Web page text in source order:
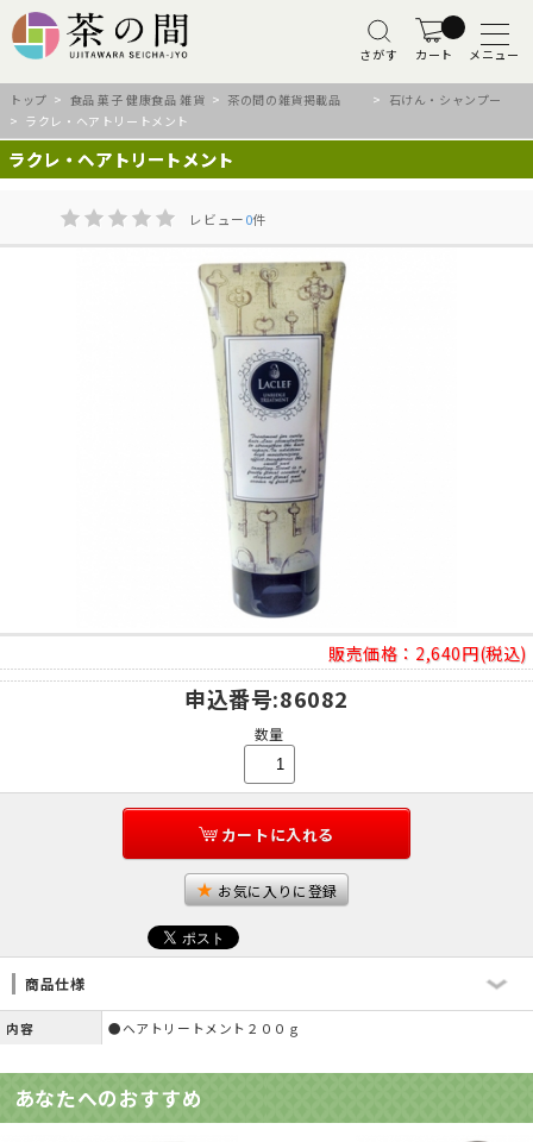
さがす カート メニュー
トップ > 食品 菓子 健康食品 雑貨 > 茶の間の雑貨掲載品 > 石けん・シャンプー
> ラクレ・ヘアトリートメント
ラクレ・ヘアトリートメント
レビュー0件
販売価格： 2,640円(税込)
申込番号:86082
数量
カートに入れる
お気に入りに登録
商品仕様
内容 ●ヘアトリートメント２００ｇ
あなたへのおすすめ